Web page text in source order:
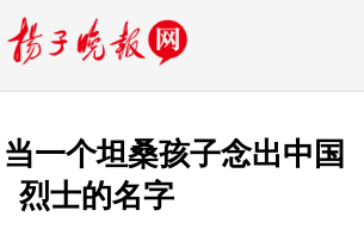
一个坦桑孩子念出中国
烈士的名字